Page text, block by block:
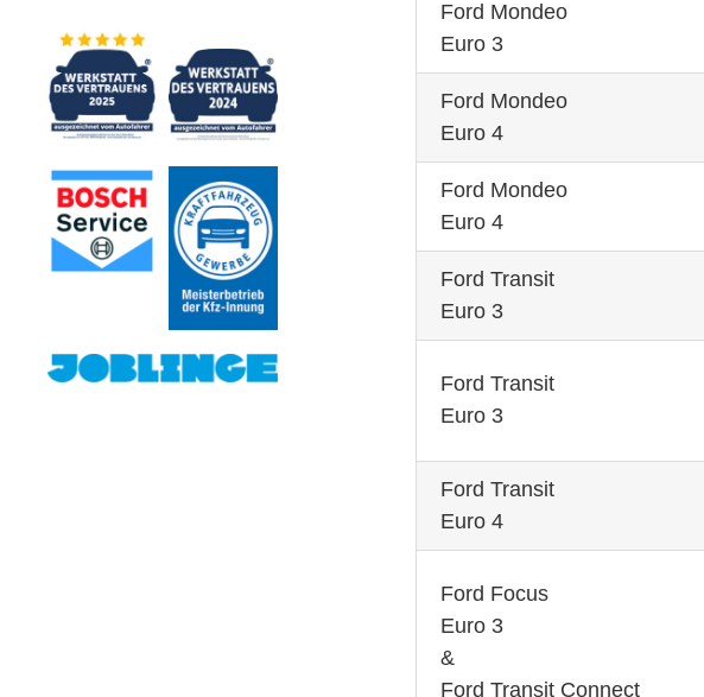
Ford Mondeo
Euro 3
Ford Mondeo
Euro 4
Ford Mondeo
Euro 4
Ford Transit
Euro 3
Ford Transit
Euro 3
Ford Transit
Euro 4
Ford Focus
Euro 3
&
Ford Transit Connect